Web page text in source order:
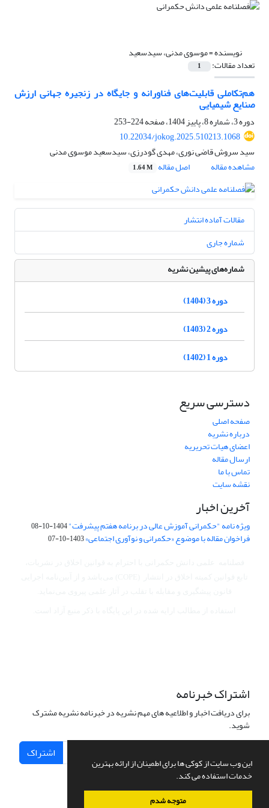
این وب سایت از کوکی ها برای اطمینان از ارائه بهترین
خدمات استفاده می کند.
متوجه شدم
نویسنده =موسوی مدنی، سیدسعید
تعداد مقالات: 1
هم‌تکاملی قابلیت‌های فناورانه و جایگاه در زنجیره جهانی ارزش
صنایع شیمیایی
دوره 3، شماره 8، پاییز 1404، صفحه
224-253
10.22034/jokog.2025.510213.1068
سید سروش قاضی نوری، مهدی گودرزی، سیدسعید موسوی مدنی
مشاهده مقاله
اصل مقاله 1.64 M
مقالات آماده انتشار
شماره جاری
شماره‌های پیشین نشریه
دوره 3 (1404)
دوره 2 (1403)
دوره 1 (1402)
دسترسی سریع
صفحه اصلی
درباره نشریه
اعضای هیات تحریریه
ارسال مقاله
تماس با ما
نقشه سایت
آخرین اخبار
ویژه نامه "حکمرانی آموزش عالی در برنامه هفتم پیشرفت"1404-10-08
فراخوان مقاله با موضوع «حکمرانی و نوآوری اجتماعی»1403-10-07
اشتراک خبرنامه
برای دریافت اخبار و اطلاعیه های مهم نشریه در خبرنامه نشریه مشترک
شوید.
اشتراک